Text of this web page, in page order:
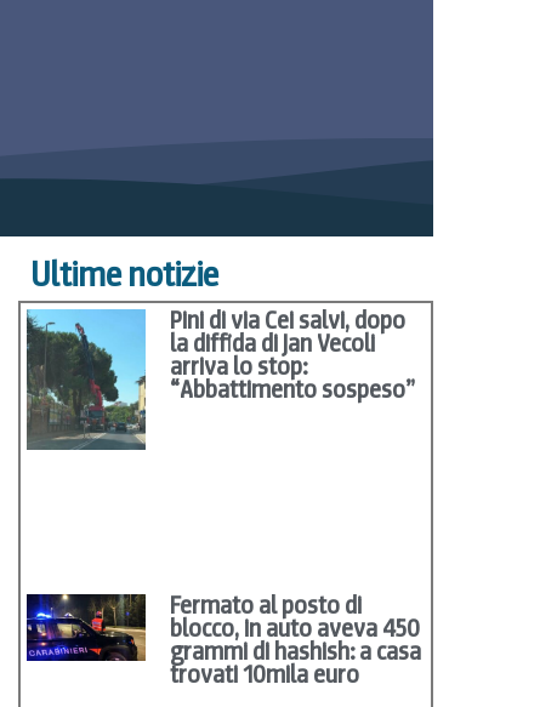
Ultime notizie
Pini di via Cei salvi, dopo
la diffida di Jan Vecoli
arriva lo stop:
“Abbattimento sospeso”
Fermato al posto di
blocco, in auto aveva 450
grammi di hashish: a casa
trovati 10mila euro